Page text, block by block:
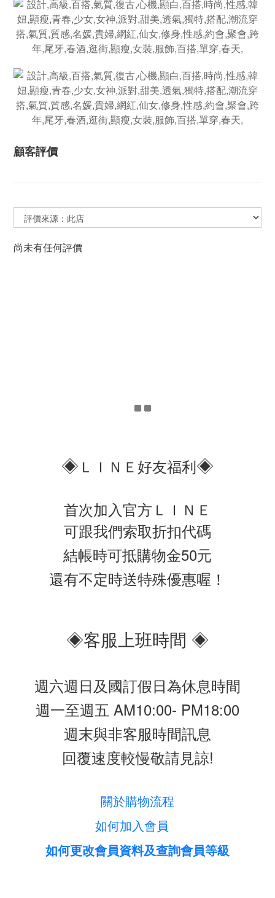
顧客評價
尚未有任何評價
◈ ＬＩＮＥ好友福利◈
首次加入官方ＬＩＮＥ
可跟我們索取折扣代碼
結帳時可抵購物金50元
還有不定時送特殊優惠喔！
◈客服上班時間 ◈
週六週日及國訂假日為休息時間
週一至週五 AM10:00- PM18:00
週末與非客服時間訊息
回覆速度較慢敬請見諒!
關於購物流程
如何加入會員
如何更改會員資料及查詢會員等級